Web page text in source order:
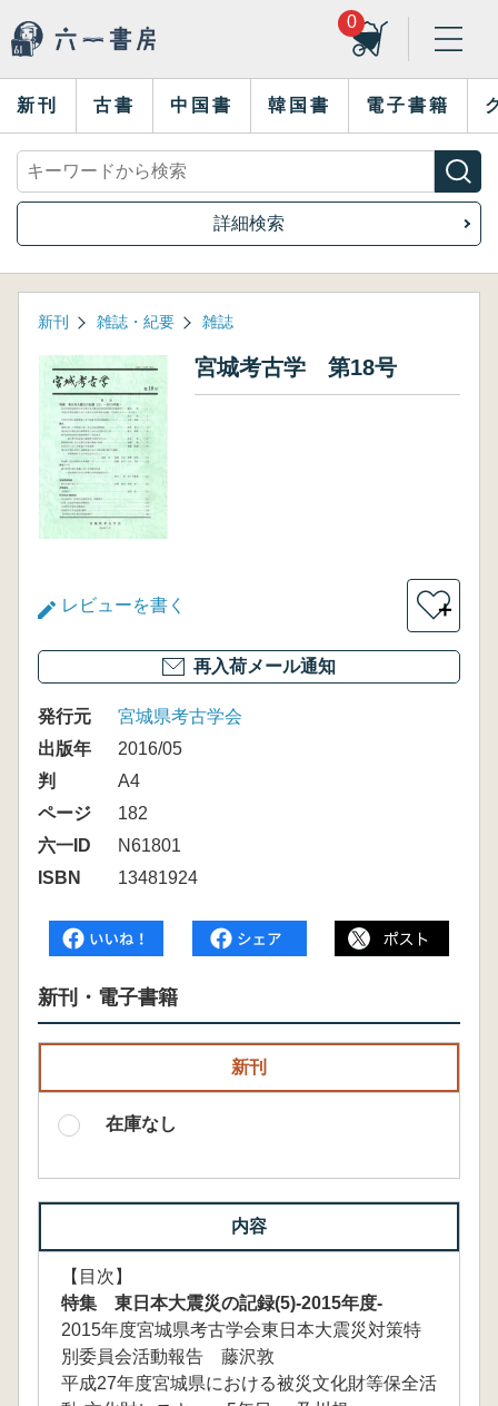
0
新刊 古書 中国書 韓国書 電子書籍
詳細検索
新刊 雑誌・紀要 雑誌
宮城考古学 第18号
レビューを書く ＋
再入荷メール通知
発行元
宮城県考古学会
出版年
2016/05
判
A4
ページ
182
六一ID
N61801
ISBN
13481924
新刊・電子書籍
新刊
在庫なし
内容
【目次】
特集 東日本大震災の記録(5)-2015年度-
2015年度宮城県考古学会東日本大震災対策特
別委員会活動報告 藤沢敦
平成27年度宮城県における被災文化財等保全活